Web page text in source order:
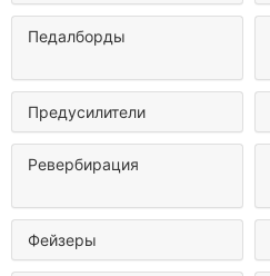
Педалборды
Предусилители
Ревербирация
Фейзеры